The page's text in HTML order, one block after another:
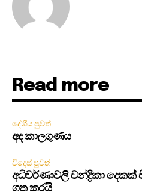
Read more
දේශීය පුවත්
අද කාලගුණය
විදෙස් පුවත්
අධිවර්ණාවලි චන්ද්‍රිකා දෙකක්
ගත කරයි